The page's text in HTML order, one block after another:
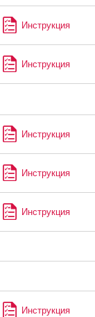
Инструкция
Инструкция
Инструкция
Инструкция
Инструкция
Инструкция